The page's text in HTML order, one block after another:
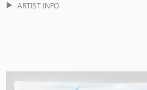
ARTIST INFO